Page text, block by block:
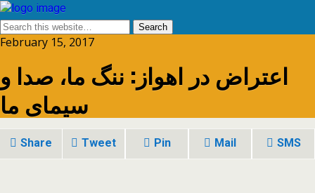
February 15, 2017
اعتراض در اهواز: ننگ ما، صدا و
سیمای ما
Share Tweet Pin Mail SMS